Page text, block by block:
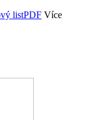
listPDF Více